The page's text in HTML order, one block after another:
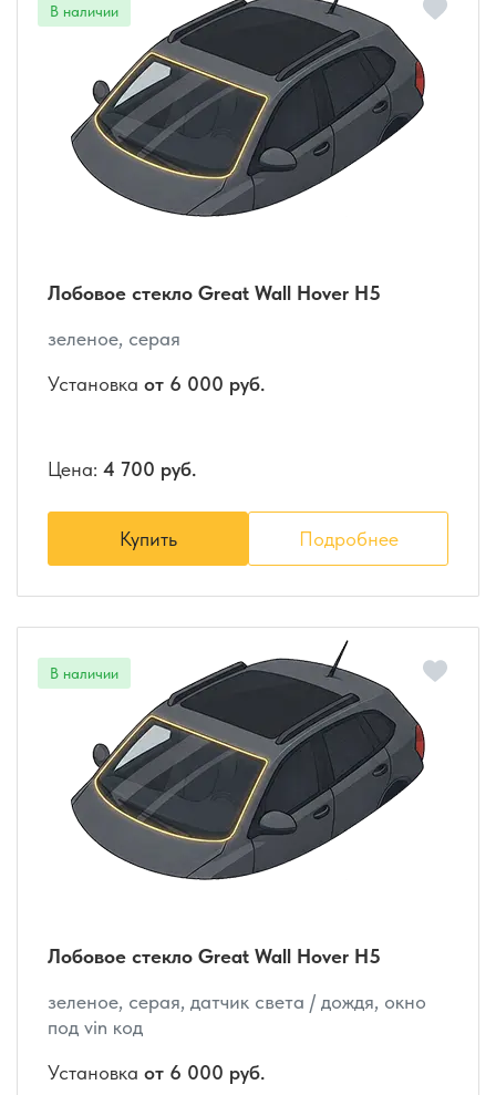
Лобовое стекло Great Wall Hover H5
зеленое, серая
Установка от 6 000 руб.
Цена: 4 700 руб.
Купить Подробнее
Лобовое стекло Great Wall Hover H5
зеленое, серая, датчик света / дождя, окно
под vin код
Установка от 6 000 руб.